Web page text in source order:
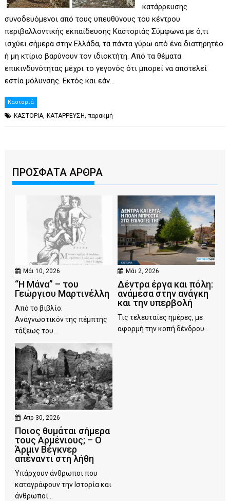
κατάρρευσης
συνοδευόμενοι από τους υπευθύνους του κέντρου
περιβαλλοντικής εκπαίδευσης Καστοριάς Σύμφωνα με ό,τι
ισχύει σήμερα στην Ελλάδα, τα πάντα γύρω από ένα διατηρητέο
ή μη κτίριο βαρύνουν τον ιδιοκτήτη. Από τα θέματα
επικινδυνότητας μέχρι το γεγονός ότι μπορεί να αποτελεί
εστία μόλυνσης. Εκτός και εάν…
Καστοριά
ΚΑΣΤΟΡΙΑ,ΚΑΤΑΡΡΕΥΣΗ,παρακμή
ΠΡΟΣΦΑΤΑ ΑΡΘΡΑ
Μάι 10, 2026
“Η Μάνα” – του
Γεώργιου Μαρτινέλλη
Από το βιβλίο:
Αναγνωστικόν της πέμπτης
τάξεως του...
Μάι 2, 2026
Δέντρα έργα και πόλη:
ανάμεσα στην ανάγκη
και την υπερβολή
Τις τελευταίες ημέρες, με
αφορμή την κοπή δένδρου...
Απρ 30, 2026
Ποιος θυμάται σήμερα
τους Αρμένιους; – Ο
Άρμιν Βέγκνερ
απέναντι στη λήθη
Υπάρχουν άνθρωποι που
καταγράφουν την Ιστορία και
άνθρωποι...